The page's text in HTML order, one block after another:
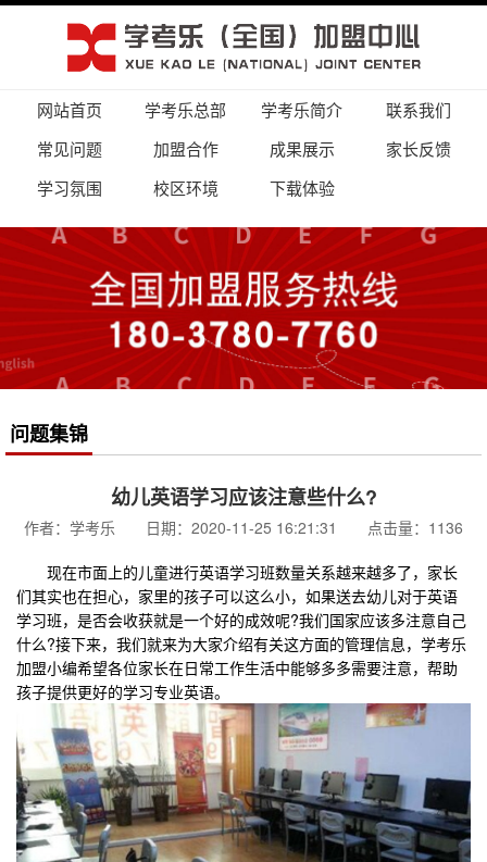
网站首页 学考乐总部 学考乐简介
联系我们
常见问题
加盟合作 成果展示
家长反馈
学习氛围
校区环境 下载体验
问题集锦
幼儿英语学习应该注意些什么?
作者：学考乐 日期：2020-11-25 16:21:31 点击量：1136
现在市面上的儿童进行英语学习班数量关系越来越多了，家长
们其实也在担心，家里的孩子可以这么小，如果送去幼儿对于英语
学习班，是否会收获就是一个好的成效呢?我们国家应该多注意自己
什么?接下来，我们就来为大家介绍有关这方面的管理信息，学考乐
加盟小编希望各位家长在日常工作生活中能够多多需要注意，帮助
孩子提供更好的学习专业英语。